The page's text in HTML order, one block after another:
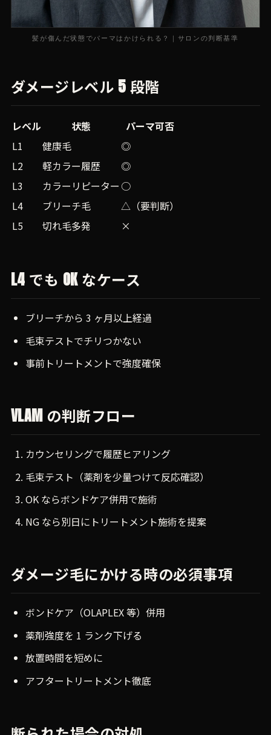
髪が傷んだ状態でパーマはかけられる？｜サロンの判断基準
ダメージレベル 5 段階
レベル 状態
パーマ可否
L1
健康毛
◎
L2
軽カラー履歴
◎
L3
カラーリピーター ○
L4
ブリーチ毛
△（要判断）
L5
切れ毛多発 ×
L4 でも OK なケース
ブリーチから 3 ヶ月以上経過
毛束テストでチリつかない
事前トリートメントで強度確保
VLAM の判断フロー
カウンセリングで履歴ヒアリング
毛束テスト（薬剤を少量つけて反応確認）
OK ならボンドケア併用で施術
NG なら別日にトリートメント施術を提案
ダメージ毛にかける時の必須事項
ボンドケア（OLAPLEX 等）併用
薬剤強度を 1 ランク下げる
放置時間を短めに
アフタートリートメント徹底